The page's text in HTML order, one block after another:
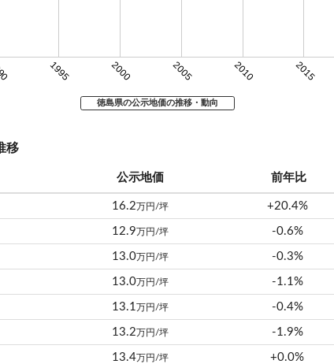
1995 2000 2005 2010 2015
徳島県の公示地価の推移・動向
移
公示地価 前年比
16.2万円/坪 +20.4%
12.9万円/坪 -0.6%
13.0万円/坪 -0.3%
13.0万円/坪 -1.1%
13.1万円/坪 -0.4%
13.2万円/坪 -1.9%
13.4万円/坪 +0.0%